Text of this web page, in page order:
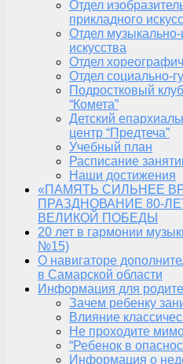
Отдел
прикладного
Отдел
искусства
Отдел
Отдел социально-
Подростковый
“Комета”
Детский
центр “Предтеча”
Учебный план
Расписание
Наши достижения
«ПАМЯТЬ СИЛЬНЕЕ
ПРАЗДНОВАНИЕ 80-
ВЕЛИКОЙ ПОБЕДЫ
20 лет в гармонии
№15)
О навигаторе
в Самарской области
Информация для
Зачем ребенку
Влияние
Не проходите
“Ребенок в
Информация о